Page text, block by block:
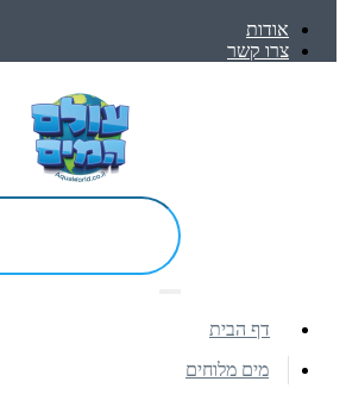
אודות
צרו קשר
דף הבית
מים מלוחים